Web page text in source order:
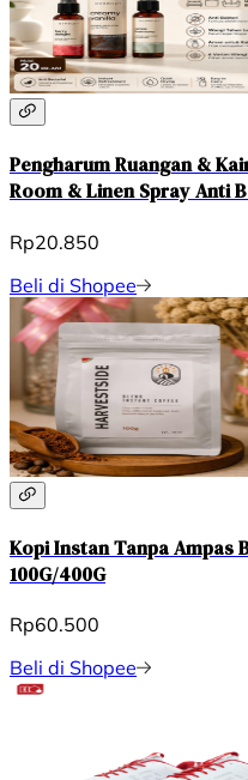
Pengharum Ruangan &
Room & Linen Spray Anti
Rp20.850
Beli di Shopee
Kopi Instan Tanpa Ampas
100G/400G
Rp60.500
Beli di Shopee